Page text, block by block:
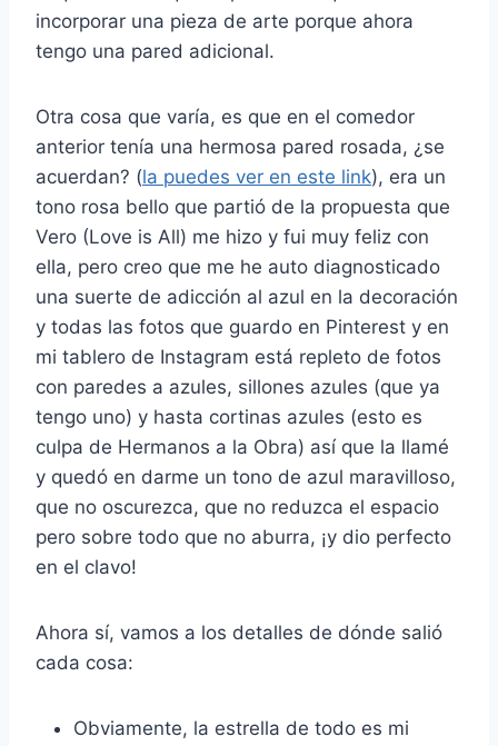
incorporar una pieza de arte porque ahora
tengo una pared adicional.
Otra cosa que varía, es que en el comedor
anterior tenía una hermosa pared rosada, ¿se
acuerdan? (la puedes ver en este link), era un
tono rosa bello que partió de la propuesta que
Vero (Love is All) me hizo y fui muy feliz con
ella, pero creo que me he auto diagnosticado
una suerte de adicción al azul en la decoración
y todas las fotos que guardo en Pinterest y en
mi tablero de Instagram está repleto de fotos
con paredes a azules, sillones azules (que ya
tengo uno) y hasta cortinas azules (esto es
culpa de Hermanos a la Obra) así que la llamé
y quedó en darme un tono de azul maravilloso,
que no oscurezca, que no reduzca el espacio
pero sobre todo que no aburra, ¡y dio perfecto
en el clavo!
Ahora sí, vamos a los detalles de dónde salió
cada cosa:
Obviamente, la estrella de todo es mi